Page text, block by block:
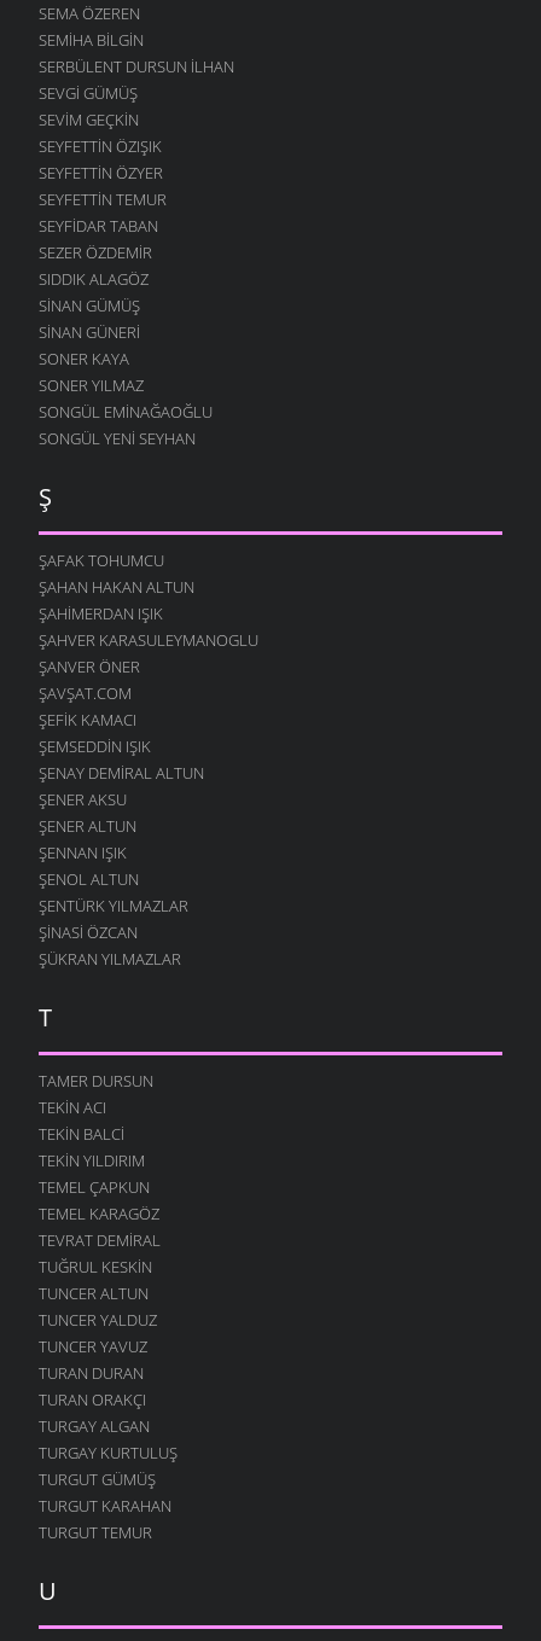
SEMA ÖZEREN
SEMIHA BILGIN
SERBÜLENT DURSUN İLHAN
SEVGI GÜMÜŞ
SEVIM GEÇKIN
SEYFETTIN ÖZIŞIK
SEYFETTIN ÖZYER
SEYFETTIN TEMUR
SEYFIDAR TABAN
SEZER ÖZDEMIR
SIDDIK ALAGÖZ
SINAN GÜMÜŞ
SINAN GÜNERI
SONER KAYA
SONER YILMAZ
SONGÜL EMINAĞAOĞLU
SONGÜL YENI SEYHAN
Ş
ŞAFAK TOHUMCU
ŞAHAN HAKAN ALTUN
ŞAHIMERDAN IŞIK
ŞAHVER KARASULEYMANOGLU
ŞANVER ÖNER
ŞAVŞAT.COM
ŞEFIK KAMACI
ŞEMSEDDIN IŞIK
ŞENAY DEMIRAL ALTUN
ŞENER AKSU
ŞENER ALTUN
ŞENNAN IŞIK
ŞENOL ALTUN
ŞENTÜRK YILMAZLAR
ŞINASI ÖZCAN
ŞÜKRAN YILMAZLAR
T
TAMER DURSUN
TEKIN ACI
TEKIN BALCI
TEKIN YILDIRIM
TEMEL ÇAPKUN
TEMEL KARAGÖZ
TEVRAT DEMIRAL
TUĞRUL KESKIN
TUNCER ALTUN
TUNCER YALDUZ
TUNCER YAVUZ
TURAN DURAN
TURAN ORAKÇI
TURGAY ALGAN
TURGAY KURTULUŞ
TURGUT GÜMÜŞ
TURGUT KARAHAN
TURGUT TEMUR
U